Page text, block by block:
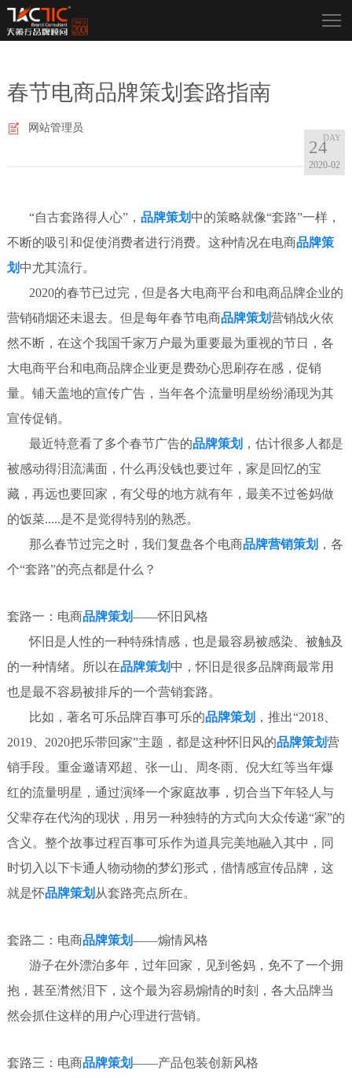
24
2020-02
春节电商品牌策划套路指南
网站管理员
“自古套路得人心”， 品牌策划 中的策略就像“套路”一样，
不断的吸引和促使消费者进行消费。这种情况在电商品牌策
划 中尤其流行。
2020的春节已过完，但是各大电商平台和电商品牌企业的
营销硝烟还未退去。但是每年春节电商品牌策划营销战火依
然不断，在这个我国千家万户最为重要最为重视的节日，各
大电商平台和电商品牌企业更是费劲心思刷存在感，促销
量。铺天盖地的宣传广告，当年各个流量明星纷纷涌现为其
宣传促销。
最近特意看了多个春节广告的品牌策划 ，估计很多人都是
被感动得泪流满面，什么再没钱也要过年，家是回忆的宝
藏，再远也要回家，有父母的地方就有年，最美不过爸妈做
的饭菜.....是不是觉得特别的熟悉。
那么春节过完之时，我们复盘各个电商品牌营销策划 ，各
个“套路”的亮点都是什么？
套路一：电商品牌策划——怀旧风格
怀旧是人性的一种特殊情感，也是最容易被感染、被触及
的一种情绪。所以在品牌策划 中，怀旧是很多品牌商最常用
也是最不容易被排斥的一个营销套路。
比如，著名可乐品牌百事可乐的品牌策划 ，推出“2018、
2019、2020把乐带回家”主题，都是这种怀旧风的品牌策划营
销手段。重金邀请邓超、张一山、周冬雨、倪大红等当年爆
红的流量明星，通过演绎一个家庭故事，切合当下年轻人与
父辈存在代沟的现状，用另一种独特的方式向大众传递“家”的
含义。整个故事过程百事可乐作为道具完美地融入其中，同
时切入以下卡通人物动物的梦幻形式，借情感宣传品牌，这
就是怀品牌策划 从套路亮点所在。
套路二：电商品牌策划——煽情风格
游子在外漂泊多年，过年回家，见到爸妈，免不了一个拥
抱，甚至潸然泪下，这个最为容易煽情的时刻，各大品牌当
然会抓住这样的用户心理进行营销。
套路三：电商品牌策划——产品包装创新风格